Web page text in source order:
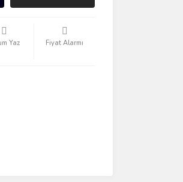
Yaz Fiyat Alarmı